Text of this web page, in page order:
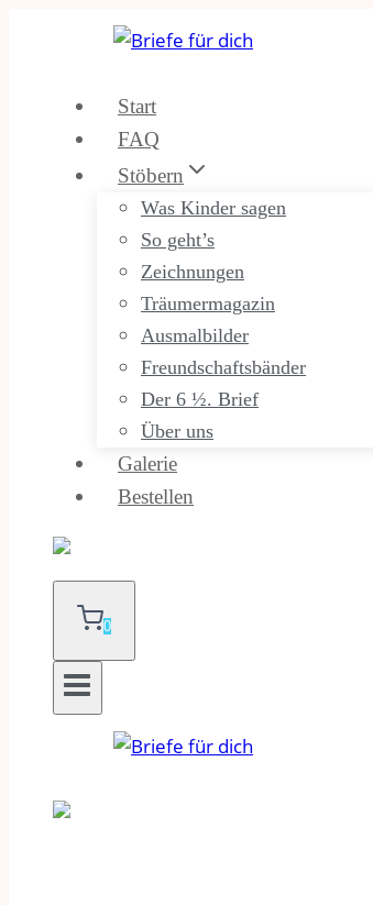
Start
FAQ
Stöbern
Was Kinder sagen
So geht’s
Zeichnungen
Träumermagazin
Ausmalbilder
Freundschaftsbänder
Der 6 ½. Brief
Über uns
Galerie
Bestellen
0